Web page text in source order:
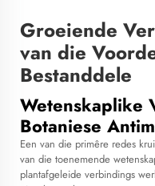
Groeiende
van die
Bestanddele
Wetenskaplike
Botaniese
Een van die primêre redes
van die toenemende
plantafgeleide verbindings